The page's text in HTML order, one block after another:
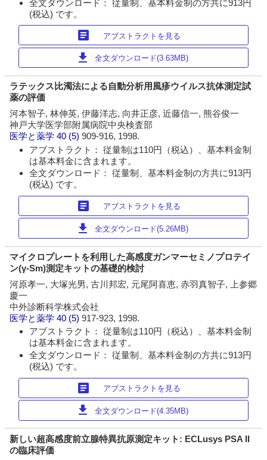
全文ダウンロード： 従量制、基本料金制の方共に913円
(税込) です。
article アブストラクトを見る
download 全文ダウンロード(3.63MB)
ラテックス比濁法による自動分析用風疹ウイルス抗体測定試
薬の評価
河本智子, 林伸英, 伊藤洋志, 向井正彦, 近藤信一, 熊谷俊一
神戸大学医学部附属病院中央検査部
医学と薬学 40 (5)909-916, 1998.
アブストラクト： 従量制は110円（税込）、基本料金制
は基本料金に含まれます。
全文ダウンロード： 従量制、基本料金制の方共に913円
(税込) です。
article アブストラクトを見る
download 全文ダウンロード(5.26MB)
マイクロプレートを利用した高感度ガンマーセミノプロテイ
ン(γ-Sm)測定キットの基礎的検討
河原孝一, 大塚光男, 古川邦宏, 元尾阿喜恵, 赤羽真智子, 上参郷
慶一
中外診断科学株式会社
医学と薬学 40 (5)917-923, 1998.
アブストラクト： 従量制は110円（税込）、基本料金制
は基本料金に含まれます。
全文ダウンロード： 従量制、基本料金制の方共に913円
(税込) です。
article アブストラクトを見る
download 全文ダウンロード(4.35MB)
新しい超高感度前立腺特異抗原測定キット: ECLusys PSA II
の臨床評価